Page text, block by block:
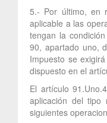
5.- Por último, en
aplicable a las
tengan la
90, apartado uno,
Impuesto se
dispuesto en el
El artículo
aplicación del
siguientes